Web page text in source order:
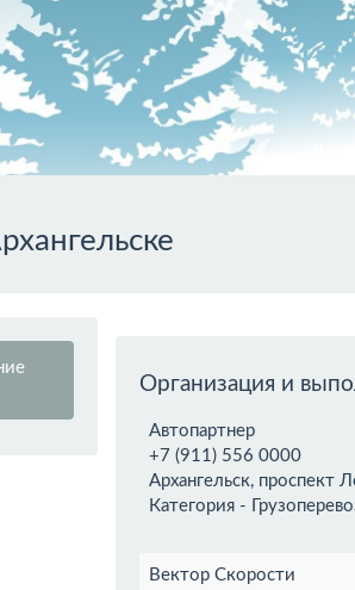
Организация и
Автопартнер
+7 (911) 556 0000
Архангельск, проспект
Категория -
Вектор Скорости